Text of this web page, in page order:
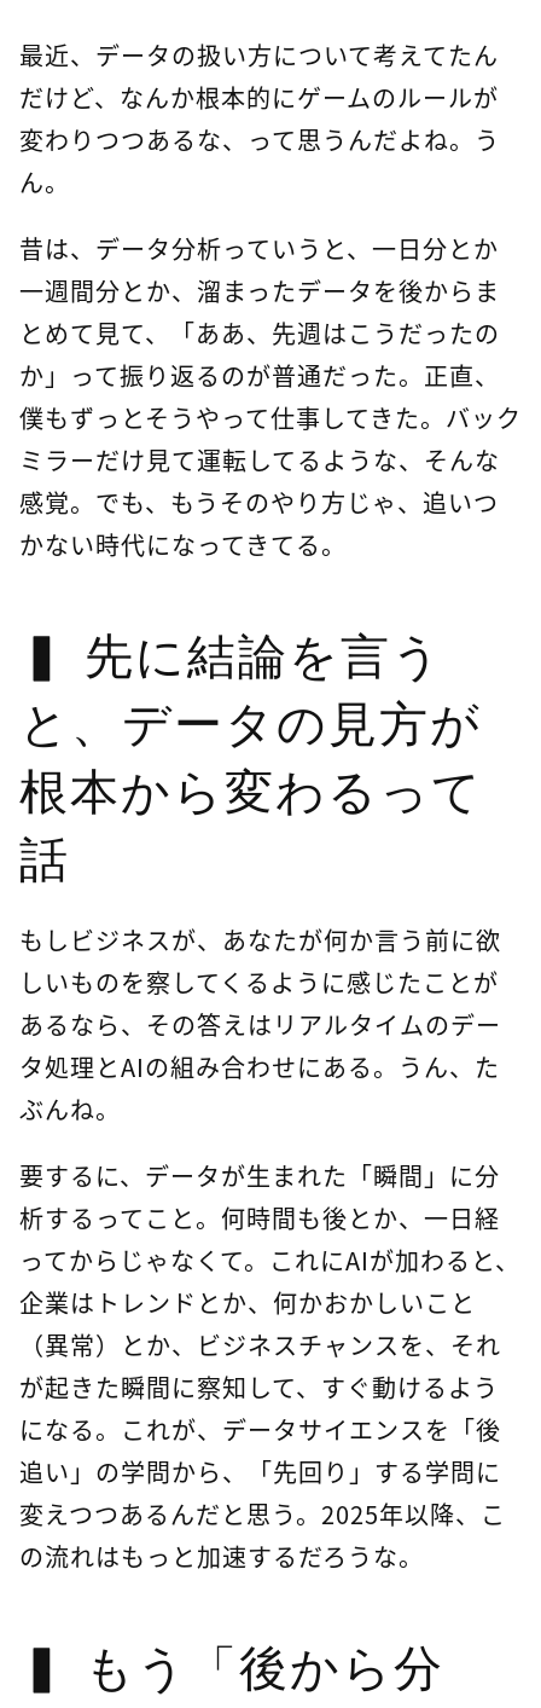
最近、データの扱い方について考えてたん
だけど、なんか根本的にゲームのルールが
変わりつつあるな、って思うんだよね。う
ん。
昔は、データ分析っていうと、一日分とか
一週間分とか、溜まったデータを後からま
とめて見て、「ああ、先週はこうだったの
か」って振り返るのが普通だった。正直、
僕もずっとそうやって仕事してきた。バック
ミラーだけ見て運転してるような、そんな
感覚。でも、もうそのやり方じゃ、追いつ
かない時代になってきてる。
先に結論を言う
と、データの見方が
根本から変わるって
話
もしビジネスが、あなたが何か言う前に欲
しいものを察してくるように感じたことが
あるなら、その答えはリアルタイムのデー
タ処理とAIの組み合わせにある。うん、た
ぶんね。
要するに、データが生まれた「瞬間」に分
析するってこと。何時間も後とか、一日経
ってからじゃなくて。これにAIが加わると、
企業はトレンドとか、何かおかしいこと
（異常）とか、ビジネスチャンスを、それ
が起きた瞬間に察知して、すぐ動けるよう
になる。これが、データサイエンスを「後
追い」の学問から、「先回り」する学問に
変えつつあるんだと思う。2025年以降、こ
の流れはもっと加速するだろうな。
もう「後から分